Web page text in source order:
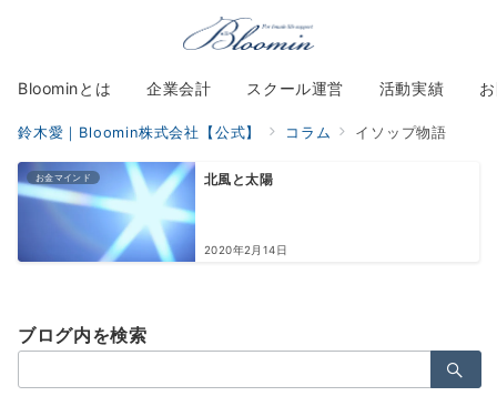
Bloominとは 企業会計 スクール運営 活動実績
鈴木愛｜Bloomin株式会社【公式】 コラム イソップ物語
お金マインド 北風と太陽
2020年2月14日
ブログ内を検索
索：